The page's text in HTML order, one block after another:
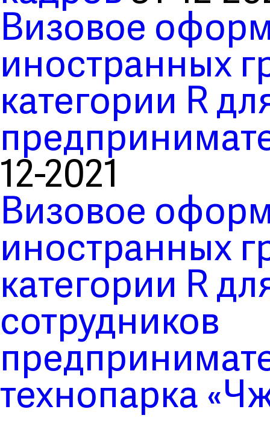
Визовое
иностранных
категории R
12-2021
Визовое
иностранных
категории R
сотрудников
технопарка